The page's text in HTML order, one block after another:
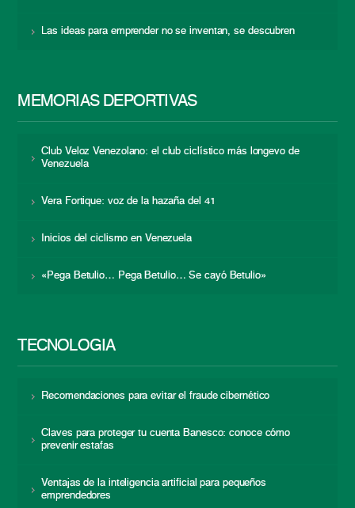
Las ideas para emprender no se inventan, se descubren
MEMORIAS DEPORTIVAS
Club Veloz Venezolano: el club ciclístico más longevo de
Venezuela
Vera Fortique: voz de la hazaña del 41
Inicios del ciclismo en Venezuela
«Pega Betulio… Pega Betulio… Se cayó Betulio»
TECNOLOGÍA
Recomendaciones para evitar el fraude cibernético
Claves para proteger tu cuenta Banesco: conoce cómo
prevenir estafas
Ventajas de la inteligencia artificial para pequeños
emprendedores